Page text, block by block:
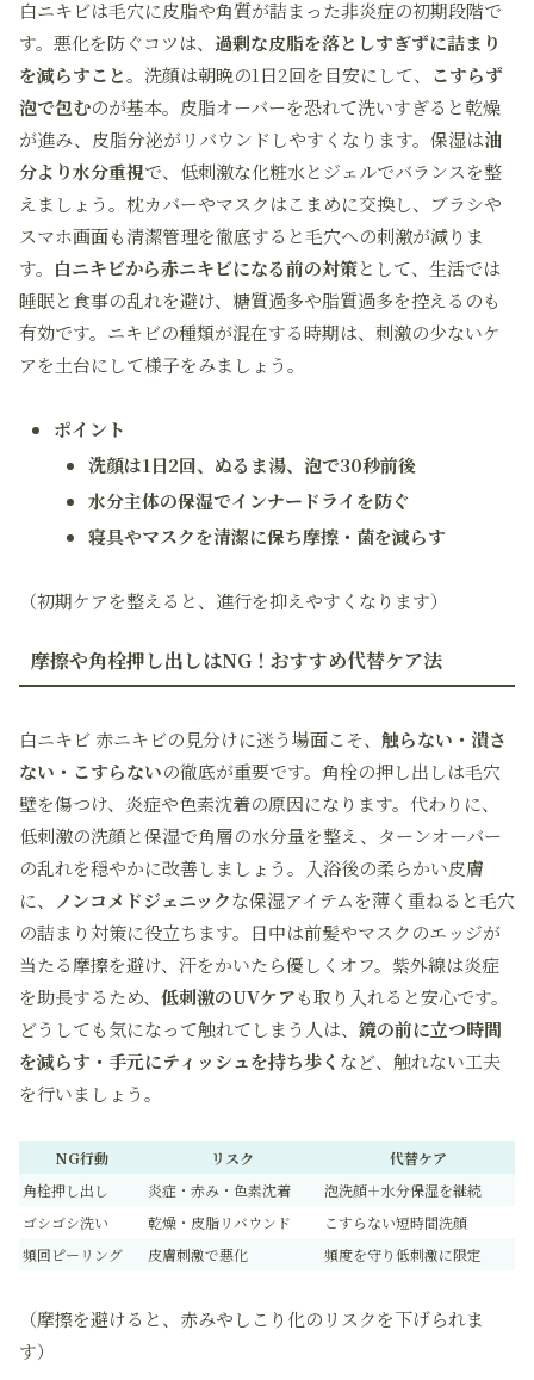
白ニキビは毛穴に皮脂や角質が詰まった非炎症の初期段階で
す。悪化を防ぐコツは、 過剰な皮脂を落としすぎずに詰まり
を減らすこと。洗顔は朝晩の1日2回を目安にして、 こすらず
泡で包むのが基本。皮脂オーバーを恐れて洗いすぎると乾燥
が進み、皮脂分泌がリバウンドしやすくなります。保湿は油
分より水分重視で、低刺激な化粧水とジェルでバランスを整
えましょう。枕カバーやマスクはこまめに交換し、ブラシや
スマホ画面も清潔管理を徹底すると毛穴への刺激が減りま
す。 白ニキビから赤ニキビになる前の対策として、生活では
睡眠と食事の乱れを避け、糖質過多や脂質過多を控えるのも
有効です。ニキビの種類が混在する時期は、刺激の少ないケ
アを土台にして様子をみましょう。
ポイント
洗顔は1日2回、ぬるま湯、泡で30秒前後
水分主体の保湿でインナードライを防ぐ
寝具やマスクを清潔に保ち摩擦・菌を減らす
（初期ケアを整えると、進行を抑えやすくなります）
摩擦や角栓押し出しはNG！おすすめ代替ケア法
白ニキビ 赤ニキビの見分けに迷う場面こそ、 触らない・潰さ
ない・こすらないの徹底が重要です。角栓の押し出しは毛穴
壁を傷つけ、炎症や色素沈着の原因になります。代わりに、
低刺激の洗顔と保湿で角層の水分量を整え、ターンオーバー
の乱れを穏やかに改善しましょう。入浴後の柔らかい皮膚
に、
ノンコメドジェニックな保湿アイテムを薄く重ねると毛穴
の詰まり対策に役立ちます。日中は前髪やマスクのエッジが
当たる摩擦を避け、汗をかいたら優しくオフ。紫外線は炎症
を助長するため、 低刺激のUVケアも取り入れると安心です。
どうしても気になって触れてしまう人は、 鏡の前に立つ時間
を減らす・手元にティッシュを持ち歩く など、触れない工夫
を行いましょう。
NG行動 リスク
代替ケア
角栓押し出し
炎症・赤み・色素沈着
泡洗顔＋水分保湿を継続
ゴシゴシ洗い
乾燥・皮脂リバウンド
こすらない短時間洗顔
頻回ピーリング
皮膚刺激で悪化 頻度を守り低刺激に限定
（摩擦を避けると、赤みやしこり化のリスクを下げられま
す）